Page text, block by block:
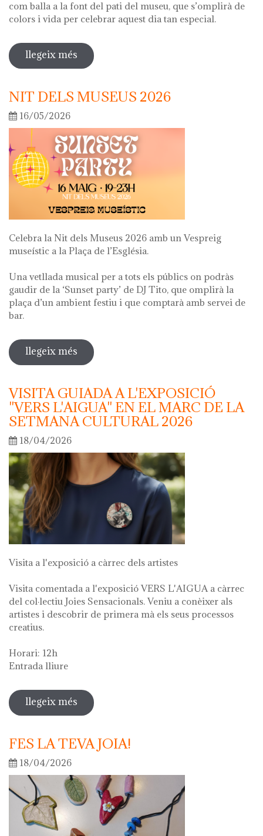
com balla a la font del pati del museu, que s’omplirà de
colors i vida per celebrar aquest dia tan especial.
llegeix més sobre diada de la flor
NIT DELS MUSEUS 2026
16/05/2026
Celebra la Nit dels Museus 2026 amb un Vespreig
museístic a la Plaça de l’Església.
Una vetllada musical per a tots els públics on podràs
gaudir de la ‘Sunset party’ de DJ Tito, que omplirà la
plaça d’un ambient festiu i que comptarà amb servei de
bar.
llegeix més sobre nit dels museus 2026
VISITA GUIADA A L'EXPOSICIÓ
"VERS L'AIGUA" EN EL MARC DE LA
SETMANA CULTURAL 2026
18/04/2026
Visita a l'exposició a càrrec dels artistes
Visita comentada a l'exposició VERS L'AIGUA a càrrec
del col·lectiu Joies Sensacionals. Veniu a conèixer als
artistes i descobrir de primera mà els seus processos
creatius.
Horari: 12h
Entrada lliure
llegeix més sobre visita guiada a l'exposició "vers
l'aigua" en el marc de la setmana
FES LA TEVA JOIA!
18/04/2026